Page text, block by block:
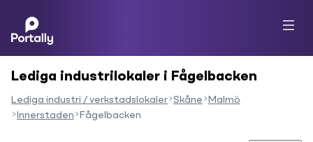
Lediga industrilokaler i Fågelbacken
Lediga industri / verkstadslokaler Skåne
Malmö
Innerstaden
Fågelbacken